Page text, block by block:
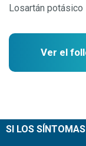
Losartán potásico
Ver el
SI LOS